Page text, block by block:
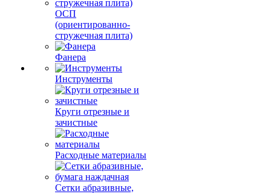
ОСП
(ориентированно-
стружечная плита)
Фанера
Инструменты
Круги отрезные и
зачистные
Расходные материалы
Сетки абразивные,